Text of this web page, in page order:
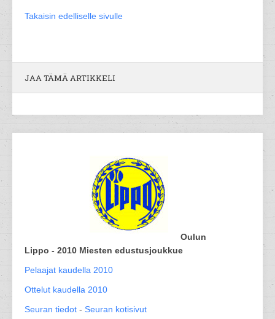
Takaisin edelliselle sivulle
JAA TÄMÄ ARTIKKELI
Oulun
Lippo - 2010 Miesten edustusjoukkue
Pelaajat kaudella 2010
Ottelut kaudella 2010
Seuran tiedot - Seuran kotisivut